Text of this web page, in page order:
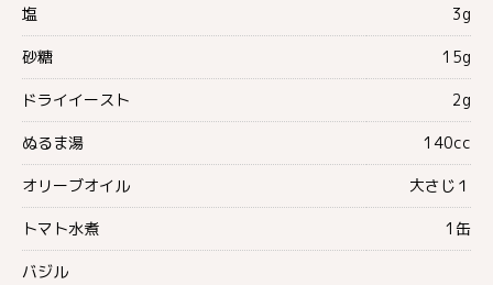
塩 3g
砂糖 15g
ドライイースト 2g
ぬるま湯 140cc
オリーブオイル 大さじ１
トマト水煮 1缶
バジル